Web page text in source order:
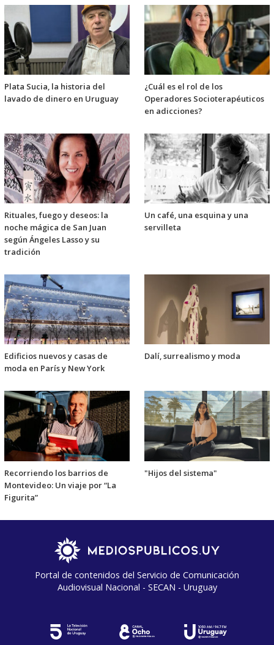
Plata Sucia, la historia del
lavado de dinero en Uruguay
¿Cuál es el rol de los
Operadores Socioterapéuticos
en adicciones?
Rituales, fuego y deseos: la
noche mágica de San Juan
según Ángeles Lasso y su
tradición
Un café, una esquina y una
servilleta
Edificios nuevos y casas de
moda en París y New York
Dalí, surrealismo y moda
Recorriendo los barrios de
Montevideo: Un viaje por “La
Figurita”
"Hijos del sistema"
Portal de contenidos del Servicio de Comunicación
Audiovisual Nacional - SECAN - Uruguay